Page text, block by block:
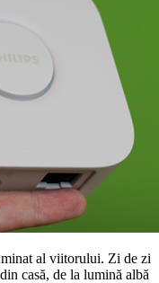
al viitorului. Zi de zi
casă, de la lumină albă